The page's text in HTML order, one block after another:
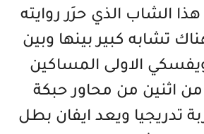
الشاب الذي حرَر روايته
تشابه كبير بينها وبين
الاولى المساكين
من اثنين من محاور حبكة
تدريجيا ويعد ايفان بطل